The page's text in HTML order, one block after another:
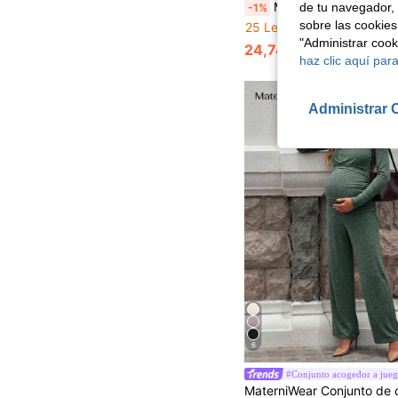
-1% MaterniWear 2 piezas Set de Maternidad: Top de manga larga de unicolor y
25 Left
24,74€ 24,99€
6
#Conjunto acogedor a
de tu
sobre las
"Administrar
haz clic aquí
Administrar